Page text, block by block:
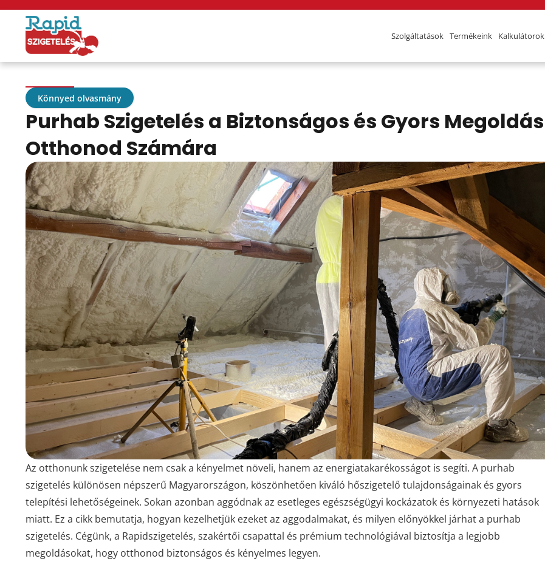
Szolgáltatások Termékeink Kalkulátorok
Könnyed olvasmány
Purhab Szigetelés a Biztonságos és Gyors Megoldás
Otthonod Számára
Az otthonunk szigetelése nem csak a kényelmet növeli, hanem az energiatakarékosságot is segíti. A purhab
szigetelés különösen népszerű Magyarországon, köszönhetően kiváló hőszigetelő tulajdonságainak és gyors
telepítési lehetőségeinek. Sokan azonban aggódnak az esetleges egészségügyi kockázatok és környezeti hatások
miatt. Ez a cikk bemutatja, hogyan kezelhetjük ezeket az aggodalmakat, és milyen előnyökkel járhat a purhab
szigetelés. Cégünk, a Rapidszigetelés, szakértői csapattal és prémium technológiával biztosítja a legjobb
megoldásokat, hogy otthonod biztonságos és kényelmes legyen.